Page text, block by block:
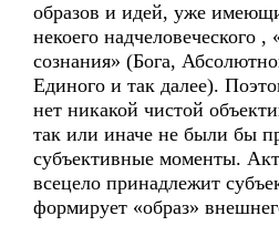
образов и идей, уже
некоего надчеловеческого ,
сознания» (Бога,
Единого и так далее).
нет никакой чистой
так или иначе не были бы
субъективные моменты.
всецело принадлежит
формирует «образ»